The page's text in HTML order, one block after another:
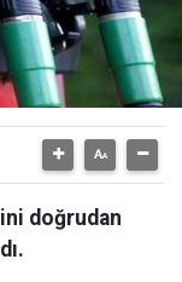
doğrudan